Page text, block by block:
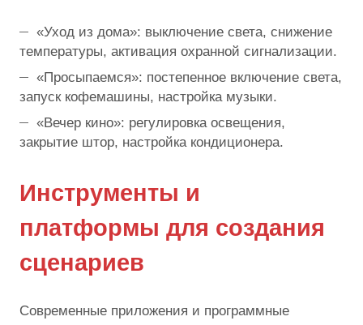
«Уход из дома»: выключение света, снижение
температуры, активация охранной сигнализации.
«Просыпаемся»: постепенное включение света,
запуск кофемашины, настройка музыки.
«Вечер кино»: регулировка освещения,
закрытие штор, настройка кондиционера.
Инструменты и
платформы для создания
сценариев
Современные приложения и программные